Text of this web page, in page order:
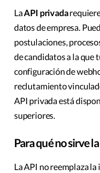
LaAPI privada
datos de empresa.
postulaciones,
de candidatos a la que
configuración de
reclutamiento
API privada está
superiores.
Para qué no sirve
La API no reemplaza